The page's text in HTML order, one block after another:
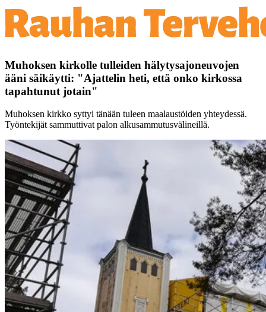
Muhoksen kirkolle tulleiden hälytysajoneuvojen
ääni säikäytti: "Ajattelin heti, että onko kirkossa
tapahtunut jotain"
Muhoksen kirkko syttyi tänään tuleen maalaustöiden yhteydessä.
Työntekijät sammuttivat palon alkusammutusvälineillä.